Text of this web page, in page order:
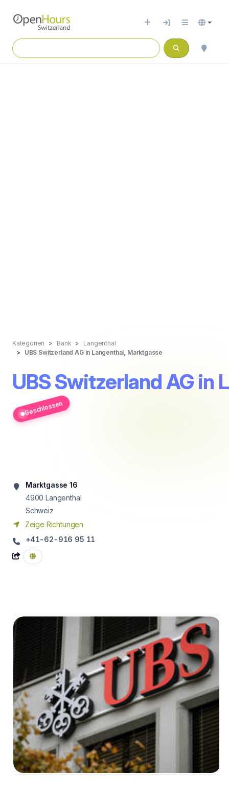
Kategorien Bank
Langenthal
UBS Switzerland AG in Langenthal, Marktgasse
UBS Switzerland AG in
Geschlossen
Marktgasse 16
4900 Langenthal
Schweiz
Zeige Richtungen
+41-62-916 95 11